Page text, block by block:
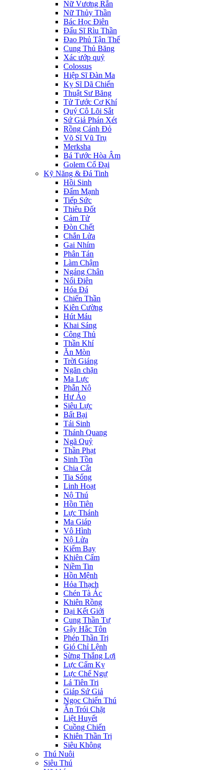
Nữ Vương Rắn
Nữ Thủy Thần
Bác Học Điên
Đấu Sĩ Rìu Thần
Đao Phủ Tận Thế
Cung Thủ Băng
Xác ướp quỷ
Colossus
Hiệp Sĩ Đàn Ma
Kỵ Sĩ Dã Chiến
Thuật Sư Băng
Tử Tước Cơ Khí
Quý Cô Lõi Sắt
Sứ Giả Phán Xét
Rồng Cánh Đỏ
Võ Sĩ Vũ Trụ
Merksha
Bá Tước Hòa Âm
Golem Cổ Đại
Kỹ Năng & Đá Tinh
Hồi Sinh
Đấm Mạnh
Tiếp Sức
Thiêu Đốt
Cảm Tử
Đòn Chết
Chắn Lửa
Gai Nhím
Phân Tán
Làm Chậm
Ngáng Chân
Nổi Điên
Hóa Đá
Chiến Thần
Kiên Cường
Hút Máu
Khai Sáng
Công Thủ
Thần Khí
Ăn Mòn
Trời Giáng
Ngăn chặn
Ma Lực
Phẫn Nộ
Hư Ảo
Siêu Lực
Bất Bại
Tái Sinh
Thánh Quang
Ngã Quỷ
Thần Phạt
Sinh Tồn
Chia Cắt
Tia Sống
Linh Hoạt
Nộ Thú
Hồn Tiên
Lực Thánh
Ma Giáp
Vô Hình
Nộ Lửa
Kiếm Bay
Khiên Cấm
Niềm Tin
Hồn Mệnh
Hỏa Thạch
Chén Tà Ác
Khiên Rồng
Đại Kết Giới
Cung Thần Tự
Gậy Hắc Tôn
Phép Thần Trị
Gió Chỉ Lệnh
Sừng Thắng Lợi
Lực Cấm Kỵ
Lực Chế Ngự
Lá Tiên Tri
Giáp Sứ Giả
Ngọc Chiến Thú
Ấn Trói Chặt
Liệt Huyết
Cuồng Chiến
Khiên Thần Trị
Siêu Không
Thú Nuôi
Siêu Thú